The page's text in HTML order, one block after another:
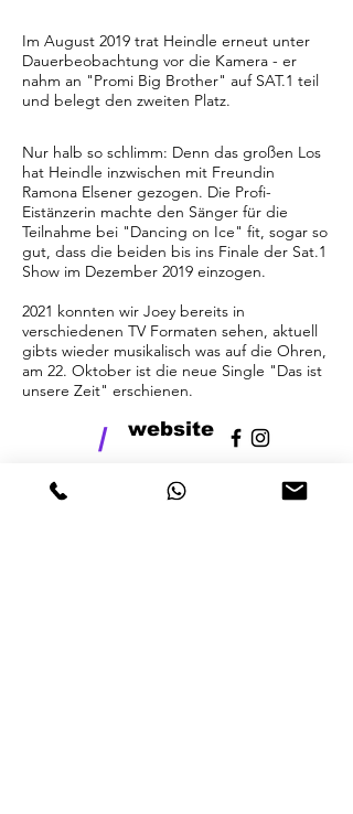
Im August 2019 trat Heindle erneut unter
Dauerbeobachtung vor die Kamera - er
nahm an "Promi Big Brother" auf SAT.1 teil
und belegt den zweiten Platz.
Nur halb so schlimm: Denn das großen Los
hat Heindle inzwischen mit Freundin
Ramona Elsener gezogen. Die Profi-
Eistänzerin machte den Sänger für die
Teilnahme bei "Dancing on Ice" fit, sogar so
gut, dass die beiden bis ins Finale der Sat.1
Show im Dezember 2019 einzogen.
2021 konnten wir Joey bereits in
verschiedenen TV Formaten sehen, aktuell
gibts wieder musikalisch was auf die Ohren,
am 22. Oktober ist die neue Single "Das ist
unsere Zeit" erschienen.
/ website